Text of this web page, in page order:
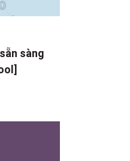
sàng